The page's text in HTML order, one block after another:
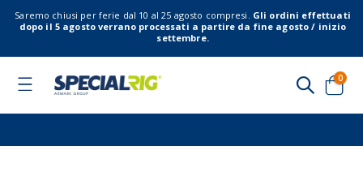
Saremo chiusi per ferie dal 10 al 25 agosto compresi. Gli ordini effettuati
dopo il 5 agosto verrano processati a partire da fine agosto / inizio
settembre.
Toggle
Cart
0